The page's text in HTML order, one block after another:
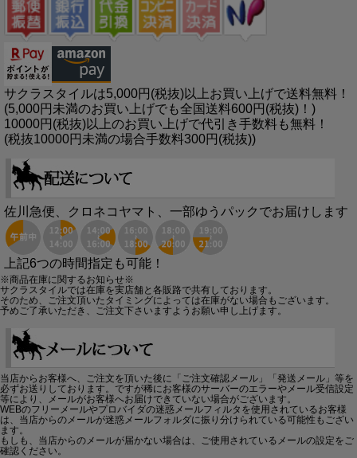
サクラスタイルは5,000円(税抜)以上お買い上げで送料無料！
(5,000円未満のお買い上げでも全国送料600円(税抜)！)
10000円(税抜)以上のお買い上げで代引き手数料も無料！
(税抜10000円未満の場合手数料300円(税抜))
佐川急便、クロネコヤマト、一部ゆうパックでお届けします
上記6つの時間指定も可能！
※商品在庫に関するお知らせ※
サクラスタイルでは在庫を実店舗と各販路で共有しております。
そのため、ご注文頂いたタイミングによっては在庫がない場合もございます。
予めご了承いただき、ご注文下さいますようお願い申し上げます。
当店からお客様へ、ご注文を頂いた後に「ご注文確認メール」「発送メール」等を
必ずお送りしております。ですが稀にお客様のサーバーのエラーやメール受信設定
等により、メールがお客様へお届けできていない場合がございます。
WEBのフリーメールやプロバイダの迷惑メールフィルタを使用されているお客様
は、当店からのメールが迷惑メールフォルダに振り分けられている可能性もござい
ます。
もしも、当店からのメールが届かない場合は、ご使用されているメールの設定をご
確認ください。